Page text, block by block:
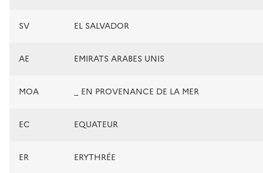
SV EL SALVADOR
AE EMIRATS ARABES UNIS
MOA _ EN PROVENANCE DE LA MER
EC EQUATEUR
ER ERYTHRÉE